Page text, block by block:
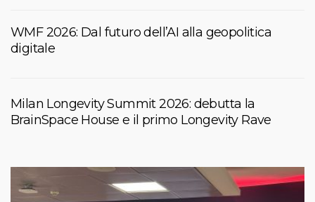
WMF 2026: Dal futuro dell’AI alla geopolitica
digitale
Milan Longevity Summit 2026: debutta la
BrainSpace House e il primo Longevity Rave